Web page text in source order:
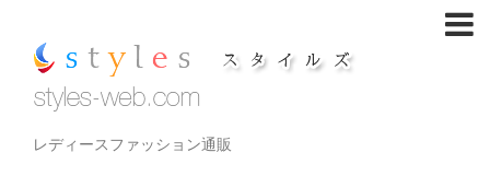
レディースファッション通販